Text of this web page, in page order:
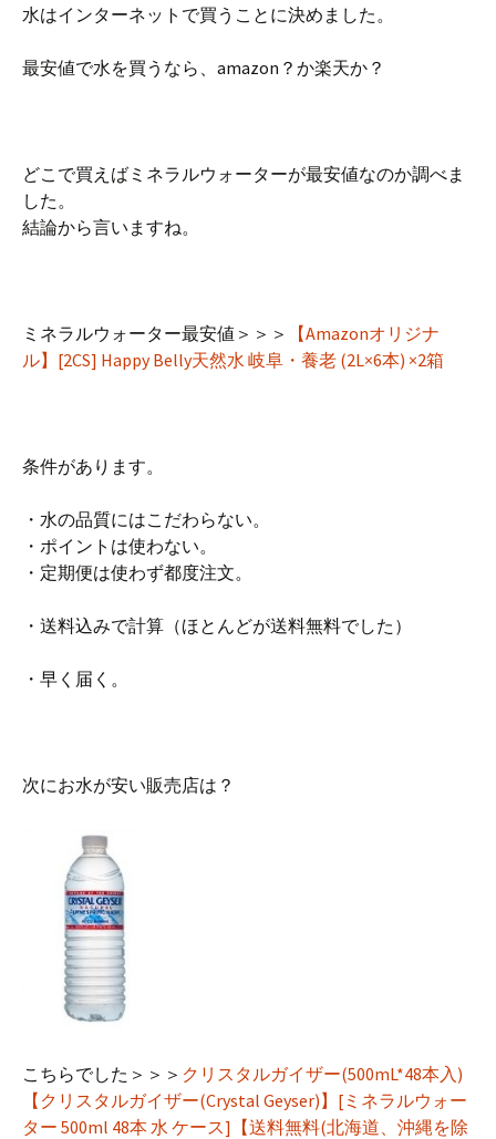
水はインターネットで買うことに決めました。
最安値で水を買うなら、amazon？か楽天か？
どこで買えばミネラルウォーターが最安値なのか調べま
した。
結論から言いますね。
ミネラルウォーター最安値＞＞＞
【Amazonオリジナ
ル】[2CS] Happy Belly天然水 岐阜・養老 (2L×6本) ×2箱
条件があります。
・水の品質にはこだわらない。
・ポイントは使わない。
・定期便は使わず都度注文。
・送料込みで計算（ほとんどが送料無料でした）
・早く届く。
次にお水が安い販売店は？
こちらでした＞＞＞ クリスタルガイザー(500mL*48本入)
【クリスタルガイザー(Crystal Geyser)】[ミネラルウォー
ター 500ml 48本 水 ケース]【送料無料(北海道、沖縄を除